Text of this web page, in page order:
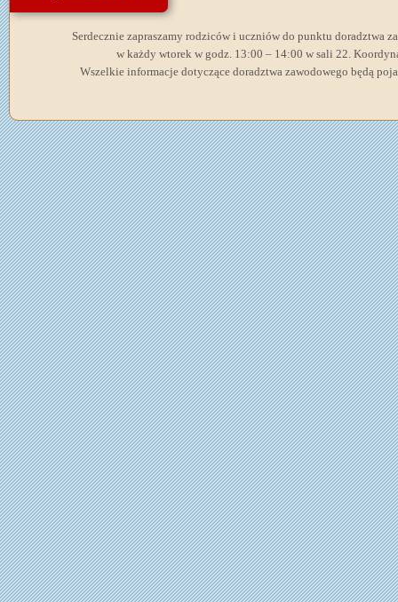
Serdecznie zapraszamy rodziców i uczniów do punktu doradztwa
w każdy wtorek w godz. 13:00 – 14:00 w sali 22.
Wszelkie informacje dotyczące doradztwa zawodowego będą